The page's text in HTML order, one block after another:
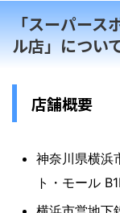
「スーパース
ル店」につい
店舗概要
神奈川県横
ト・モール